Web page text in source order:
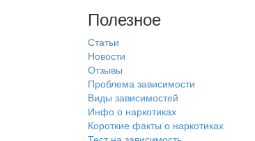
Полезное
Статьи
Новости
Отзывы
Проблема зависимости
Виды зависимостей
Инфо о наркотиках
Короткие факты о наркотиках